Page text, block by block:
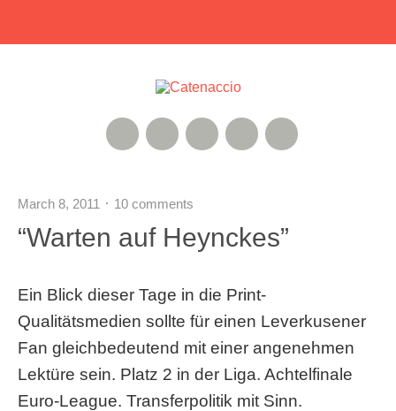
Twitter
Google+
Instagram
Xing
RSS Feed
March 8, 2011 10 comments
“Warten auf Heynckes”
Ein Blick dieser Tage in die Print-
Qualitätsmedien sollte für einen Leverkusener
Fan gleichbedeutend mit einer angenehmen
Lektüre sein. Platz 2 in der Liga. Achtelfinale
Euro-League. Transferpolitik mit Sinn.